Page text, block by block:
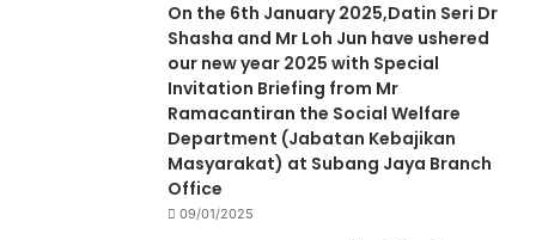
On the 6th January 2025,Datin Seri Dr
Shasha and Mr Loh Jun have ushered
our new year 2025 with Special
Invitation Briefing from Mr
Ramacantiran the Social Welfare
Department (Jabatan Kebajikan
Masyarakat) at Subang Jaya Branch
Office
09/01/2025